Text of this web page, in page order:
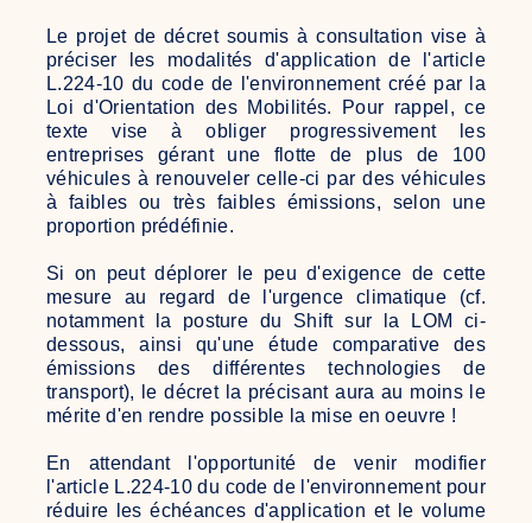
Le projet de décret soumis à consultation vise à
préciser les modalités d'application de l'article
L.224-10 du code de l'environnement créé par la
Loi d'Orientation des Mobilités. Pour rappel, ce
texte vise à obliger progressivement les
entreprises gérant une flotte de plus de 100
véhicules à renouveler celle-ci par des véhicules
à faibles ou très faibles émissions, selon une
proportion prédéfinie.
Si on peut déplorer le peu d'exigence de cette
mesure au regard de l'urgence climatique (cf.
notamment la posture du Shift sur la LOM ci-
dessous, ainsi qu'une étude comparative des
émissions des différentes technologies de
transport), le décret la précisant aura au moins le
mérite d'en rendre possible la mise en oeuvre !
En attendant l'opportunité de venir modifier
l'article L.224-10 du code de l'environnement pour
réduire les échéances d'application et le volume